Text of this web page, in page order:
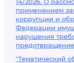
применением
коррупции и
Федерации
нарушения
"Тематический